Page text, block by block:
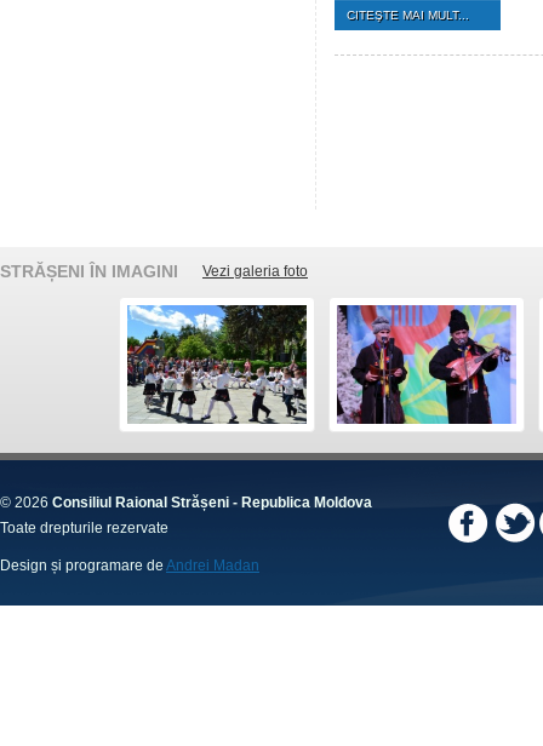
CITEŞTE MAI MULT...
STRĂȘENI ÎN IMAGINI Vezi galeria foto
© 2026 Consiliul Raional Strășeni - Republica Moldova
Toate drepturile rezervate
Design și programare de Andrei Madan